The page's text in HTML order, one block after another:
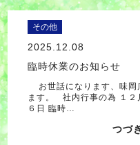
その他
2025.12.08
臨時休業のお知らせ
お世話になります、味岡
ます。 社内行事の為 １２
６日 臨時…
つづ